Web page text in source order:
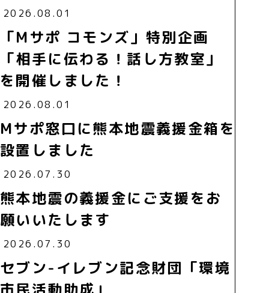
2026.08.01
「Mサポ コモンズ」特別企画
「相手に伝わる！話し方教室」
を開催しました！
2026.08.01
Mサポ窓口に熊本地震義援金箱を
設置しました
2026.07.30
熊本地震の義援金にご支援をお
願いいたします
2026.07.30
セブン-イレブン記念財団「環境